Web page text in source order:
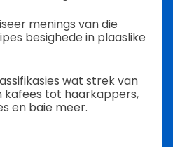
menings van die
besighede in plaaslike
wat strek van
kafees tot haarkappers,
en baie meer.